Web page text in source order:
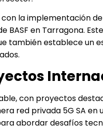
la implementación
BASF en Tarragona.
también establece un
con proyectos
red privada 5G SA en
abordar desafíos